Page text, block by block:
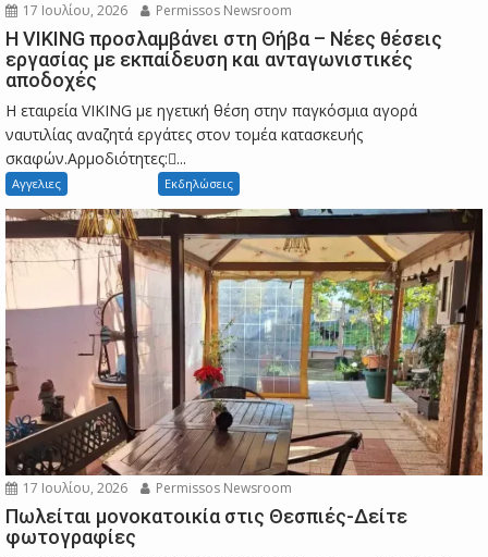
17 Ιουλίου, 2026 Permissos Newsroom
Η VIKING προσλαμβάνει στη Θήβα – Νέες θέσεις
εργασίας με εκπαίδευση και ανταγωνιστικές
αποδοχές
Η εταιρεία VIKING με ηγετική θέση στην παγκόσμια αγορά
ναυτιλίας αναζητά εργάτες στον τομέα κατασκευής
σκαφών.Αρμοδιότητες:...
Αγγελιες Εκδηλώσεις
17 Ιουλίου, 2026 Permissos Newsroom
Πωλείται μονοκατοικία στις Θεσπιές-Δείτε
φωτογραφίες